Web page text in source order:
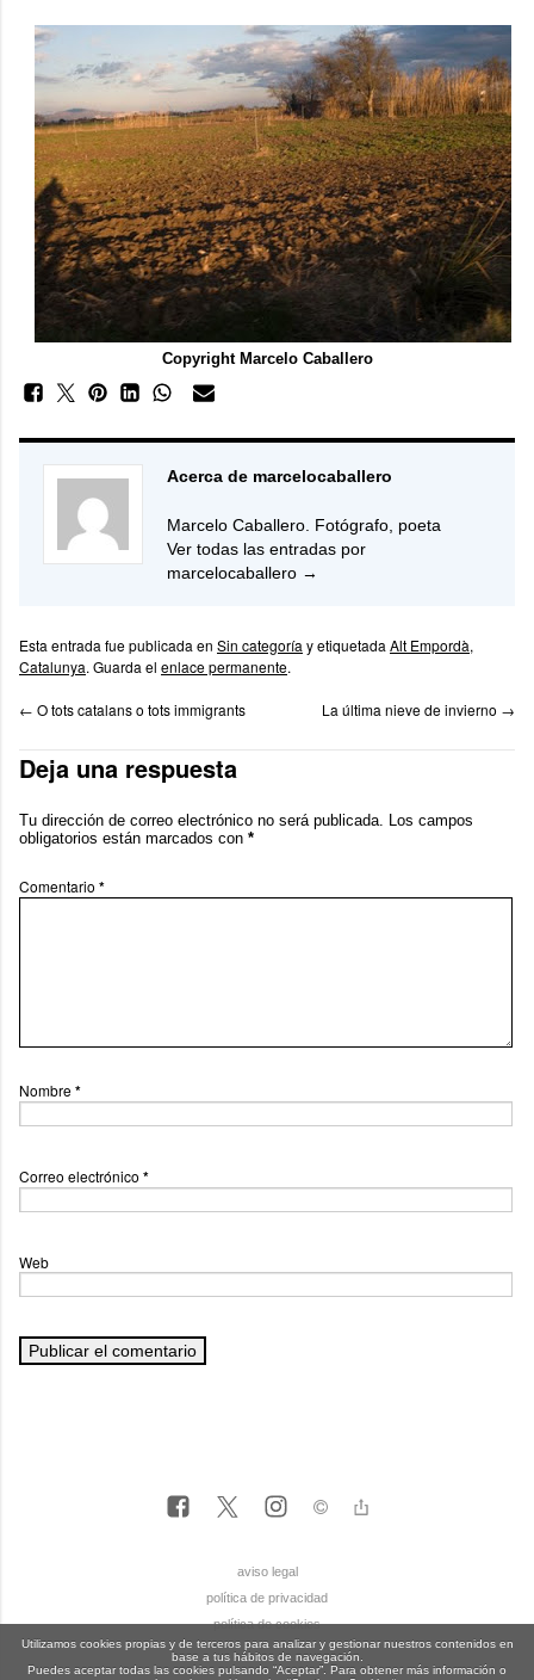
Copyright Marcelo Caballero
Acerca de marcelocaballero
Marcelo Caballero. Fotógrafo, poeta
Ver todas las entradas por
marcelocaballero →
Esta entrada fue publicada en Sin categoría y etiquetada Alt Empordà,
Catalunya. Guarda el enlace permanente.
← O tots catalans o tots immigrants La última nieve de invierno →
Deja una respuesta
Tu dirección de correo electrónico no será publicada. Los campos
obligatorios están marcados con *
Comentario *
Nombre*
Correo electrónico *
Web
aviso legal
política de privacidad
política de cookies
Utilizamos cookies propias y de terceros para analizar y gestionar nuestros contenidos en
base a tus hábitos de navegación.
Puedes aceptar todas las cookies pulsando “Aceptar”. Para obtener más información o